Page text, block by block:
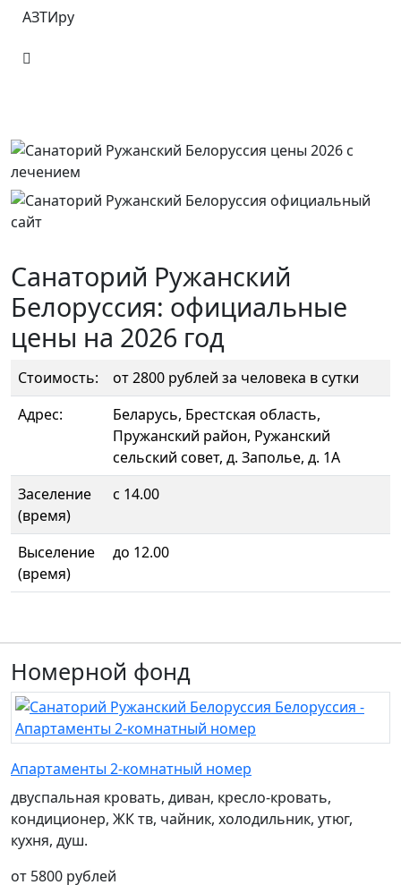
АЗТИру
Санаторий Ружанский
Белоруссия: официальные
цены на 2026 год
Стоимость:
от 2800 рублей за человека в сутки
Адрес:
Беларусь, Брестская область,
Пружанский район, Ружанский
сельский совет, д. Заполье, д. 1А
Заселение
(время)
с 14.00
Выселение
(время)
до 12.00
Номерной фонд
Апартаменты 2-комнатный номер
двуспальная кровать, диван, кресло-кровать,
кондиционер, ЖК тв, чайник, холодильник, утюг,
кухня, душ.
от 5800 рублей